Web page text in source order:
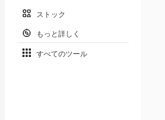
ストック
もっと詳しく
すべてのツール